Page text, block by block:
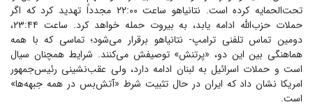
تحت‌الحمایه کرده است. نتانیاهو ساعت ۲۲:۰۰ مجدداً تهدید کرد که اگر
حملات حزب‌الله ادامه یابد، به بیروت حمله خواهد کرد. ساعت ۲۳:۴۴،
دومین تماس تلفنی ترامپ- نتانیاهو برقرار می‌شود؛ تماسی که با همه
هماهنگی بین این دو، «پرتنش» توصیفش می‌کنند. شرایط همچنان سیال
است و حملات اسرائیل به لبنان ادامه دارد، ولی عقب‌نشینی رئیس‌جمهور
امریکا نشان داد که ایران در حال تثبیت شرط «آتش‌بس در همه جبهه‌ها»
است.